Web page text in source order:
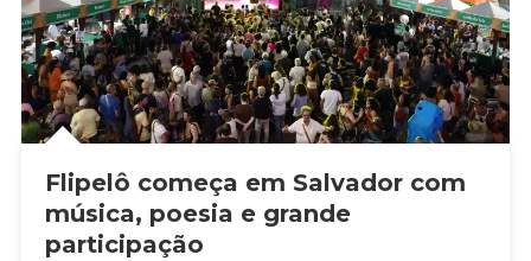
Flipelô começa em Salvador com
música, poesia e grande
participação